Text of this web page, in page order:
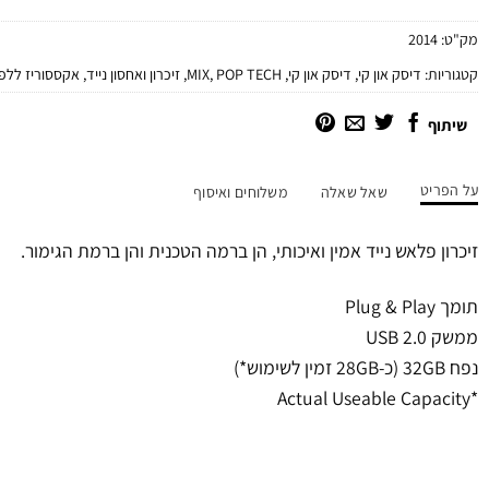
מק"ט: 2014
קטגוריות: דיסק און קי, דיסק און קי,
MIX, POP TECH
, זיכרון ואחסון נייד, אקססוריז
שיתוף
על הפריט שאל שאלה משלוחים ואיסוף
זיכרון פלאש נייד אמין ואיכותי, הן ברמה הטכנית והן ברמת הגימור.
תומך Plug & Play
ממשק USB 2.0
נפח 32GB (כ-28GB זמין לשימוש*)
*Actual Useable Capacity